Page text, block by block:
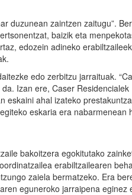
duzunean zaintzen zaitugu”.
baizik eta
edozein adineko
edo zerbitzu jarraituak.
Izan ere, Caser Residencialek
eskaini ahal izateko
eskaria era nabarmenean
bakoitzera egokitutako
erabiltzailearen
zaiela bermatzeko. Era
eguneroko jarraipena eginez